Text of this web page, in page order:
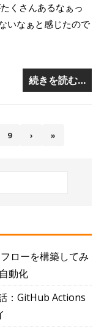
くさんあるなぁっ
いなぁと感じたので
続きを読む…
9 › »
ローを構築してみ
動化
：GitHub Actions